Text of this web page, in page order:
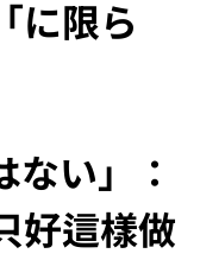
に限ら
ない」：
好這樣做